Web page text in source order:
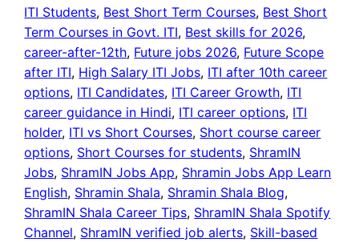
ITI Students, Best Short Term Courses, Best Short
Term Courses in Govt. ITI, Best skills for 2026
career-after-12th, Future jobs 2026, Future Scope
after ITI, High Salary ITI Jobs, ITI after 10th career
options, ITI Candidates, ITI Career Growth, ITI
career guidance in Hindi, ITI career options, ITI
holder, ITI vs Short Courses, Short course career
options, Short Courses for students, ShramIN
Jobs, ShramIN Jobs App, Shramin Jobs App Learn
English, Shramin Shala, Shramin Shala Blog
ShramIN Shala Career Tips, ShramIN Shala Spotify
Channel, ShramIN verified job alerts, Skill-based